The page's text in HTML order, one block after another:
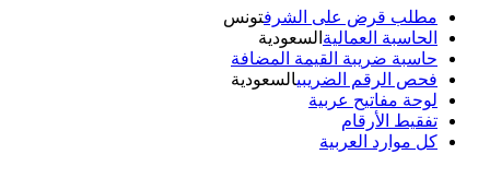
مطلب قرض على الشرف تونس
الحاسبة العماليةالسعودية
حاسبة ضريبة القيمة المضافة
فحص الرقم الضريبيالسعودية
لوحة مفاتيح عربية
تفقيط الأرقام
كل موارد العربية